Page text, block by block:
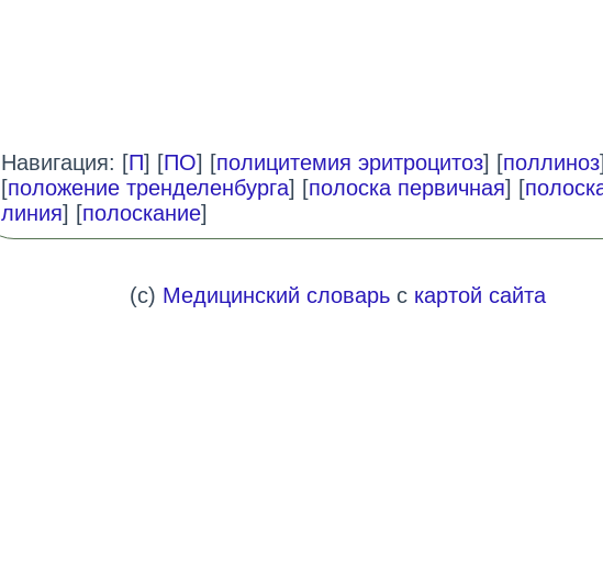
Навигация: [П] [ПО] [полицитемия эритроцитоз] [поллиноз
[положение тренделенбурга] [полоска первичная] [
линия] [полоскание]
(c) Медицинский словарьс картой сайта